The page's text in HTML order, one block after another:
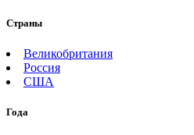
Страны
Великобритания
Россия
США
Года